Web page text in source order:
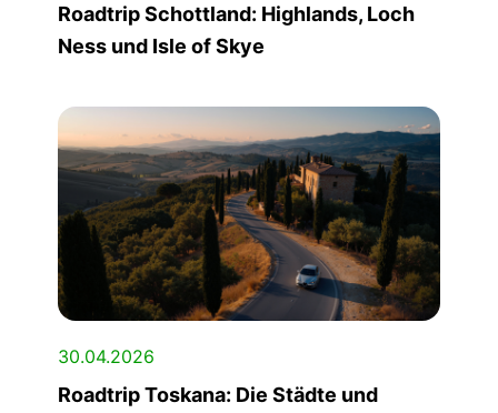
Roadtrip Schottland: Highlands, Loch
Ness und Isle of Skye
30.04.2026
Roadtrip Toskana: Die Städte und